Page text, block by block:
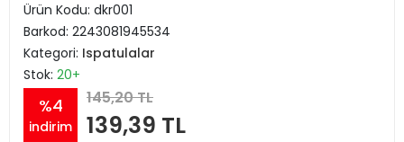
Ürün Kodu: dkr001
Barkod: 2243081945534
Kategori: Ispatulalar
Stok: 20+
%4
indirim
145,20 TL
139,39 TL